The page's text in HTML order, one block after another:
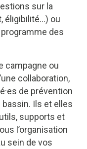
sur la
éligibilité…) ou
des
campagne ou
collaboration,
de prévention
Ils et elles
supports et
l’organisation
sein de vos